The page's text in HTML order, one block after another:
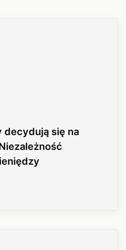
decydują się na